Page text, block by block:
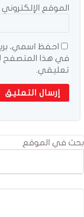
الموقع الإلكتروني
احفظ اسمي،
في هذا المتصفح
تعليقي.
بحث في الموقع